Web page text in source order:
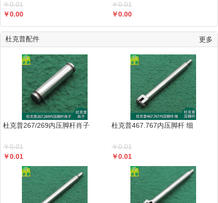
￥0.01
￥0.00
￥0.01
￥0.00
杜克普配件 更多
杜克普267/269内压脚杆肖子
￥0.01
￥0.01
杜克普467.767内压脚杆 细
￥0.01
￥0.01